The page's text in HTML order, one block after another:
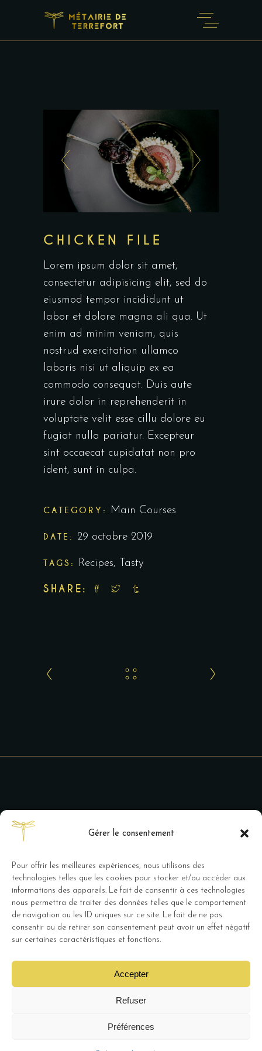
Gérer le consentement
Pour offrir les meilleures expériences, nous utilisons des
technologies telles que les cookies pour stocker et/ou accéder aux
informations des appareils. Le fait de consentir à ces technologies
nous permettra de traiter des données telles que le comportement
de navigation ou les ID uniques sur ce site. Le fait de ne pas
consentir ou de retirer son consentement peut avoir un effet négatif
sur certaines caractéristiques et fonctions.
Accepter
Refuser
Préférences
CHICKEN FILE
Lorem ipsum dolor sit amet,
consectetur adipisicing elit, sed do
eiusmod tempor incididunt ut
labor et dolore magna ali qua. Ut
enim ad minim veniam, quis
nostrud exercitation ullamco
laboris nisi ut aliquip ex ea
commodo consequat. Duis aute
irure dolor in reprehenderit in
voluptate velit esse cillu dolore eu
fugiat nulla pariatur. Excepteur
sint occaecat cupidatat non pro
ident, sunt in culpa.
CATEGORY: Main Courses
DATE: 29 octobre 2019
TAGS: Recipes, Tasty
SHARE:
Métairie de Terrefort restaurant et
chambres d’hôtes, 10 route de
Légales